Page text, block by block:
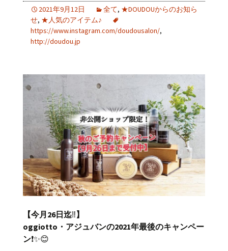
2021年9月12日 全て, ★DOUDOUからのお知ら
せ, ★人気のアイテム♪
https://www.instagram.com/doudousalon/,
http://doudou.jp
【今月26日迄‼️】
oggiotto・アジュバンの2021年最後のキャンペー
ン❗️✨😊